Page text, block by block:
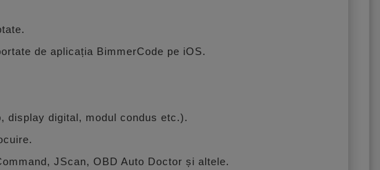
de aplicația BimmerCode pe iOS.
display digital, modul condus etc.).
JScan, OBD Auto Doctor și altele.